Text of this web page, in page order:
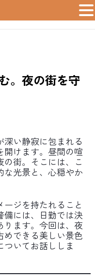
。夜の街を守
い静寂に包まれる
開けます。昼間の喧
街。そこには、こ
な光景と、心穏やか
ージを持たれること
備には、日勤では決
ります。今回は、夜
めできる美しい景色
ついてお話ししま